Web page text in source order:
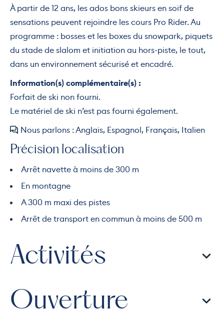
À partir de 12 ans, les ados bons skieurs en soif de
sensations peuvent rejoindre les cours Pro Rider. Au
programme : bosses et les boxes du snowpark, piquets
du stade de slalom et initiation au hors-piste, le tout,
dans un environnement sécurisé et encadré.
Information(s) complémentaire(s) :
Forfait de ski non fourni.
Le matériel de ski n’est pas fourni également.
Nous parlons : Anglais, Espagnol, Français, Italien
Précision localisation
Arrêt navette à moins de 300 m
En montagne
A 300 m maxi des pistes
Arrêt de transport en commun à moins de 500 m
Activités
Ouverture